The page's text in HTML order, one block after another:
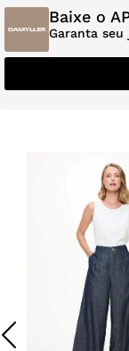
Baixe o
Garanta seu